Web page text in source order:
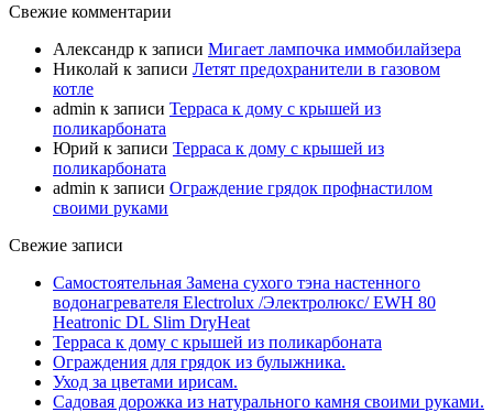
Свежие комментарии
Александр к записи Мигает лампочка иммобилайзера
Николай к записи Летят предохранители в газовом
котле
admin к записи Терраса к дому с крышей из
поликарбоната
Юрий к записи Терраса к дому с крышей из
поликарбоната
admin к записи Ограждение грядок профнастилом
своими руками
Свежие записи
Самостоятельная Замена сухого тэна настенного
водонагревателя Electrolux /Электролюкс/ EWH 80
Heatronic DL Slim DryHeat
Терраса к дому с крышей из поликарбоната
Ограждения для грядок из булыжника.
Уход за цветами ирисам.
Садовая дорожка из натурального камня своими руками.